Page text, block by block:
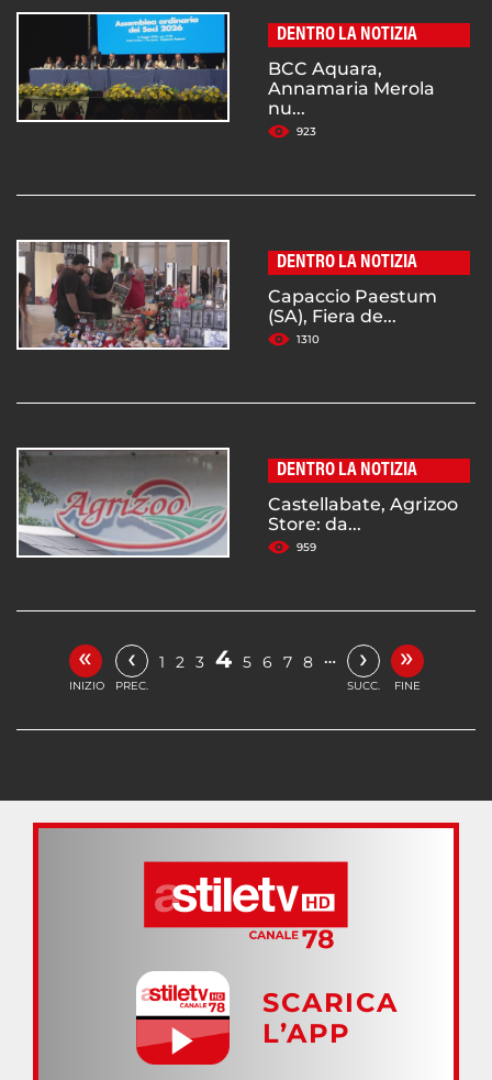
DENTRO LA NOTIZIA
BCC Aquara,
Annamaria Merola
nu...
923
DENTRO LA NOTIZIA
Capaccio Paestum
(SA), Fiera de...
1310
DENTRO LA NOTIZIA
Castellabate, Agrizoo
Store: da...
959
«
INIZIO
‹
PREC.
1 2 3 4 5 6 7 8 … ›
SUCC.
»
FINE
SCARICA
L’APP